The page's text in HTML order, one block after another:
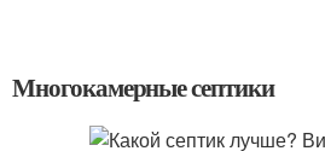
Многокамерные септики